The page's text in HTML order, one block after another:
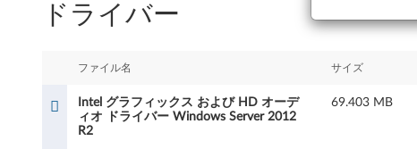
tドライバー
ファイル名 サイズ
Intel グラフィックス および HD オーデ
ィオ ドライバー Windows Server 2012
R2
69.403 MB